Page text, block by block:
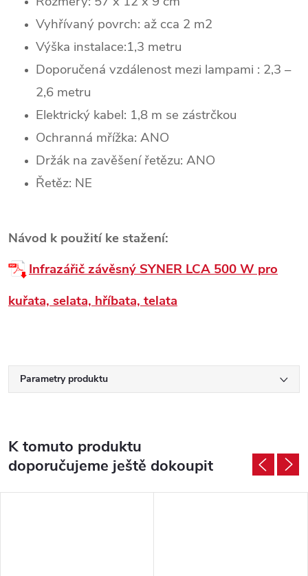
Vyhřívaný povrch: až cca 2 m2
Výška instalace:1,3 metru
Doporučená vzdálenost mezi lampami : 2,3 –
2,6 metru
Elektrický kabel: 1,8 m se zástrčkou
Ochranná mřížka: ANO
Držák na zavěšení řetězu: ANO
Řetěz: NE
Návod k použití ke stažení:
Infrazářič závěsný SYNER LCA 500 W pro
kuřata, selata, hříbata, telata
Parametry produktu
K tomuto produktu
doporučujeme ještě dokoupit